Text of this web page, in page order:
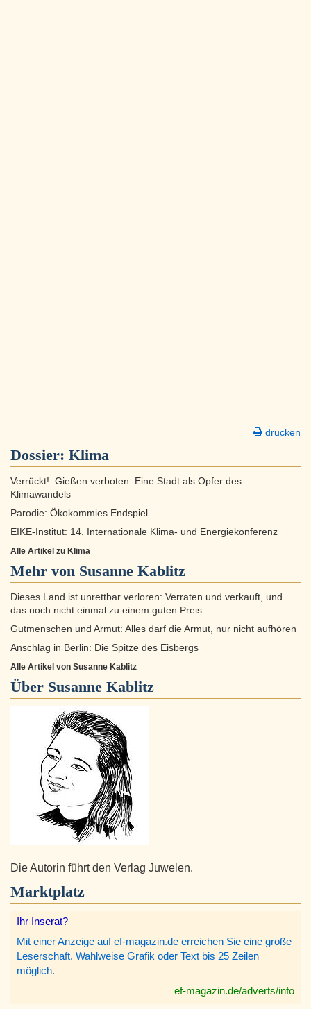
drucken
Dossier: Klima
Verrückt!: Gießen verboten: Eine Stadt als Opfer des
Klimawandels
Parodie: Ökokommies Endspiel
EIKE-Institut: 14. Internationale Klima- und Energiekonferenz
Alle Artikel zu Klima
Mehr von Susanne Kablitz
Dieses Land ist unrettbar verloren: Verraten und verkauft, und
das noch nicht einmal zu einem guten Preis
Gutmenschen und Armut: Alles darf die Armut, nur nicht aufhören
Anschlag in Berlin: Die Spitze des Eisbergs
Alle Artikel von Susanne Kablitz
Über Susanne Kablitz
Die Autorin führt den Verlag Juwelen.
Marktplatz
Ihr Inserat?
Mit einer Anzeige auf ef-magazin.de erreichen Sie eine große
Leserschaft. Wahlweise Grafik oder Text bis 25 Zeilen
möglich.
ef-magazin.de/adverts/info